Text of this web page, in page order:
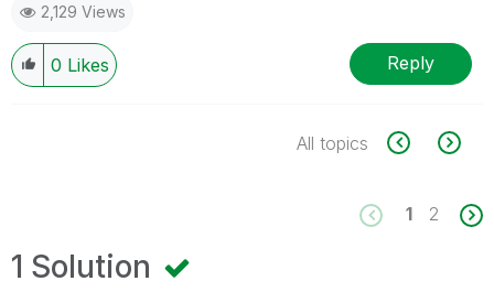
2,129 Views
0 Likes Reply
All topics
1 2
1 Solution